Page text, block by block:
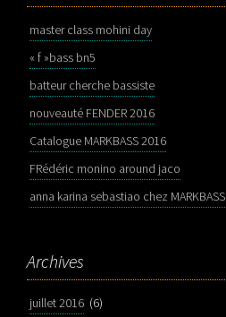
master class mohini day
« f »bass bn5
batteur cherche bassiste
nouveauté FENDER 2016
Catalogue MARKBASS 2016
FRédéric monino around jaco
anna karina sebastiao chez MARKBASS
Archives
juillet 2016 (6)